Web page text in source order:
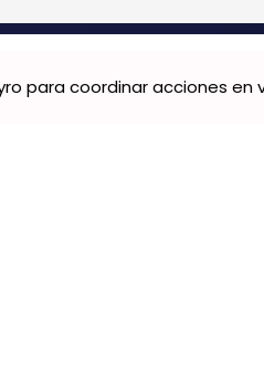
para coordinar acciones